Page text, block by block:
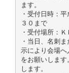
ます。
・受付日時：
３０まで
・受付場所：
・当日、名刺
示により会場へ
をお願いしま
します。